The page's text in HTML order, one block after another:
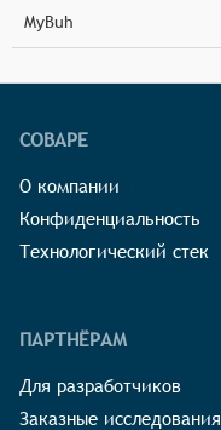
MyBuh
СОВАРЕ
О компании
Конфиденциальность
Технологический стек
ПАРТНЁРАМ
Для разработчиков
Заказные исследования